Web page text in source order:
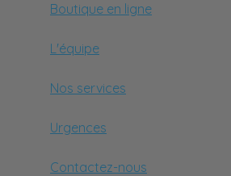
Boutique en ligne
L'équipe
Nos services
Urgences
Contactez-nous